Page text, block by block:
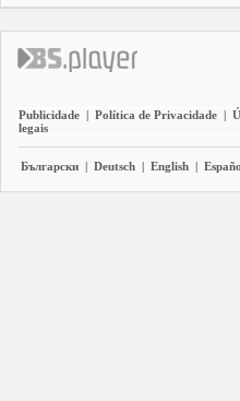
Publicidade | Política de Privacidade |
legais
Български | Deutsch | English |